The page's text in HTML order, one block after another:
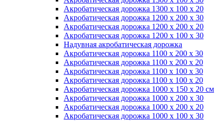
Акробатическая дорожка 1300 x 100 x 20
Акробатическая дорожка 1200 x 200 x 30
Акробатическая дорожка 1200 x 200 x 20
Акробатическая дорожка 1200 x 100 x 30
Надувная акробатическая дорожка
Акробатическая дорожка 1100 x 200 x 30
Акробатическая дорожка 1100 x 200 x 20
Акробатическая дорожка 1100 x 100 x 30
Акробатическая дорожка 1100 x 100 x 20
Акробатическая дорожка 1000 x 150 x 20 см
Акробатическая дорожка 1000 x 200 x 30
Акробатическая дорожка 1000 x 200 x 20
Акробатическая дорожка 1000 x 100 x 30